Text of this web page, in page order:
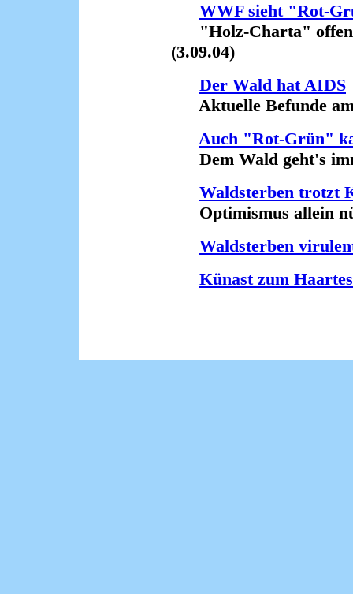
WWF sieht "Rot-
"Holz-Charta"
(3.09.04)
Der Wald hat AIDS
Aktuelle Befunde am
Auch "Rot-Grün"
Dem Wald geht's
Waldsterben trotzt
Optimismus allein
Waldsterben
Künast zum